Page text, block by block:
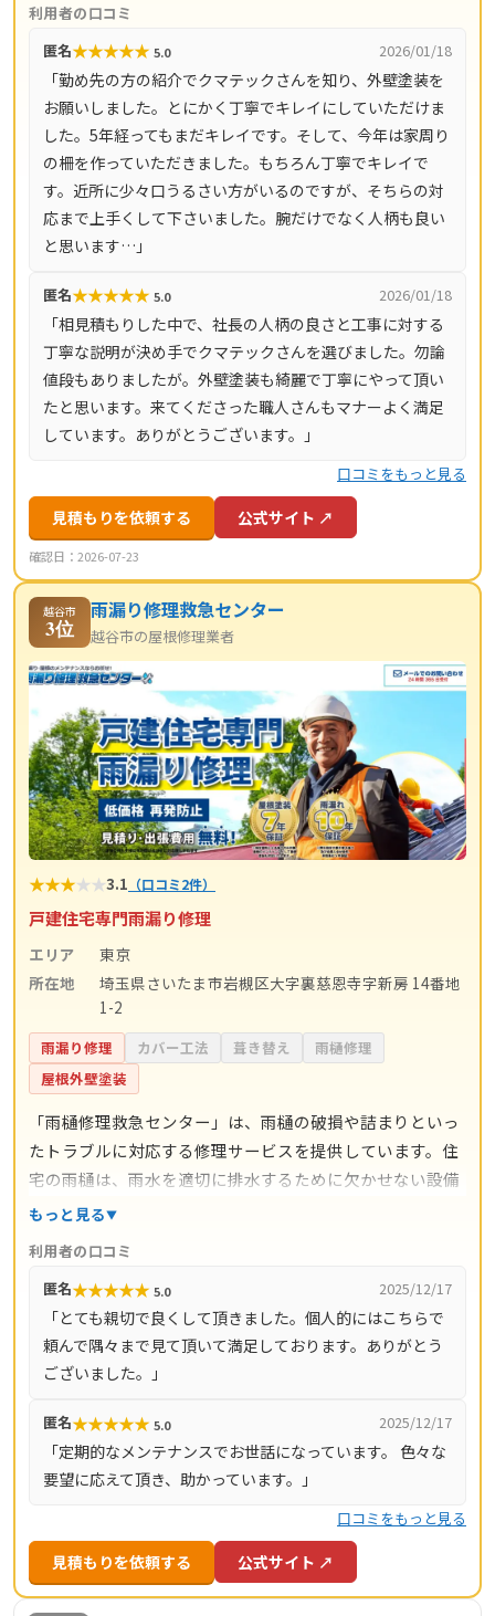
束されているのが大きな特徴です。現地調査・ご相談・お
見積もりはすべて無料（営業時間9時〜19時・土日祝も対
応）。本社のある蓮田市を中心に、さいたま市（岩槻区・
見沼区・北区・大宮区・浦和区）・白岡市・久喜市・加須
市・上尾市・桶川市・北本市・春日部市・伊奈町など埼玉
県の広いエリアをカバーしています。
利用者の口コミ
匿名★★★★★ 5.0 2026/01/18
「勤め先の方の紹介でクマテックさんを知り、外壁塗装を
お願いしました。とにかく丁寧でキレイにしていただけま
した。5年経ってもまだキレイです。そして、今年は家周り
の柵を作っていただきました。もちろん丁寧でキレイで
す。近所に少々口うるさい方がいるのですが、そちらの対
応まで上手くして下さいました。腕だけでなく人柄も良い
と思います…」
匿名★★★★★ 5.0 2026/01/18
「相見積もりした中で、社長の人柄の良さと工事に対する
丁寧な説明が決め手でクマテックさんを選びました。勿論
値段もありましたが。外壁塗装も綺麗で丁寧にやって頂い
たと思います。来てくださった職人さんもマナーよく満足
しています。ありがとうございます。」
口コミをもっと見る
見積もりを依頼する 公式サイト ↗
確認日：2026-07-23
越谷市
3位
雨漏り修理救急センター
越谷市の屋根修理業者
★★★★★3.1 （口コミ2件）
戸建住宅専門雨漏り修理
エリア
東京
所在地
埼玉県さいたま市岩槻区大字裏慈恩寺字新房 14番地
1-2
雨漏り修理 カバー工法 葺き替え
雨樋修理
屋根外壁塗装
「雨樋修理救急センター」は、雨樋の破損や詰まりといっ
たトラブルに対応する修理サービスを提供しています。住
宅の雨樋は、雨水を適切に排水するために欠かせない設備
であり、故障や劣化を放置すると外壁や基礎部分に影響を
合に迅速な対応を行い、利用者の暮らしを守るサポートを
行っています。 また、日常的な清掃や点検といったメンテ
ナンスにも対応しており、急な修理だけでなく予防的な管
理を希望する方にも利用しやすいのが特徴です。専門スタ
ッフによる現場対応を通じて、地域の住宅維持に貢献して
もっと見る
利用者の口コミ
匿名★★★★★ 5.0 2025/12/17
「とても親切で良くして頂きました。個人的にはこちらで
頼んで隅々まで見て頂いて満足しております。ありがとう
ございました。」
匿名★★★★★ 5.0 2025/12/17
「定期的なメンテナンスでお世話になっています。 色々な
要望に応えて頂き、助かっています。」
口コミをもっと見る
見積もりを依頼する 公式サイト ↗